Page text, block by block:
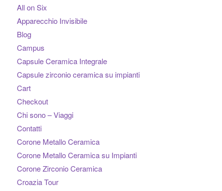
All on Six
Apparecchio Invisibile
Blog
Campus
Capsule Ceramica Integrale
Capsule zirconio ceramica su impianti
Cart
Checkout
Chi sono – Viaggi
Contatti
Corone Metallo Ceramica
Corone Metallo Ceramica su Impianti
Corone Zirconio Ceramica
Croazia Tour